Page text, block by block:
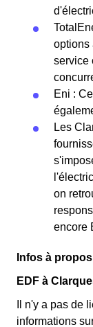
options
service
Eni :
Les
on
encore
Infos à
EDF à
Il n'y a pas de
informations